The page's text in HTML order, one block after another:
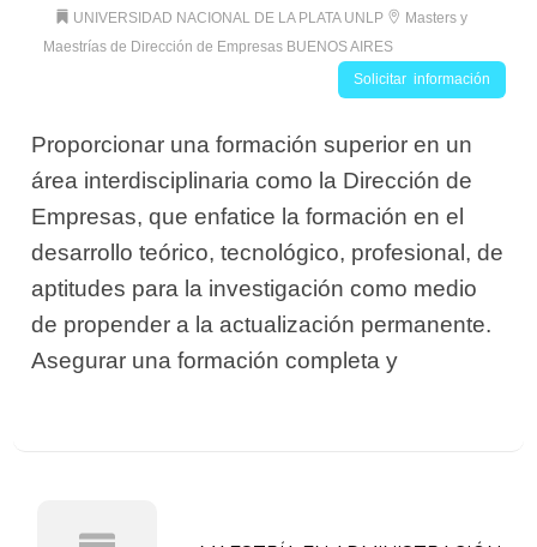
UNIVERSIDAD NACIONAL DE LA PLATA UNLP
Masters y
Maestrías de Dirección de Empresas BUENOS AIRES
Solicitar información
Proporcionar una formación superior en un
área interdisciplinaria como la Dirección de
Empresas, que enfatice la formación en el
desarrollo teórico, tecnológico, profesional, de
aptitudes para la investigación como medio
de propender a la actualización permanente.
Asegurar una formación completa y